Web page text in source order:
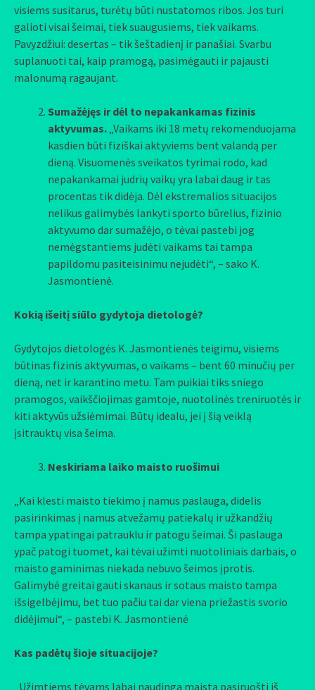
visiems susitarus, turėtų būti nustatomos ribos. Jos turi
galioti visai šeimai, tiek suaugusiems, tiek vaikams.
Pavyzdžiui: desertas – tik šeštadienį ir panašiai. Svarbu
suplanuoti tai, kaip pramogą, pasimėgauti ir pajausti
malonumą ragaujant.
Sumažėjęs ir dėl to nepakankamas fizinis
aktyvumas. „Vaikams iki 18 metų rekomenduojama
kasdien būti fiziškai aktyviems bent valandą per
dieną. Visuomenės sveikatos tyrimai rodo, kad
nepakankamai judrių vaikų yra labai daug ir tas
procentas tik didėja. Dėl ekstremalios situacijos
nelikus galimybės lankyti sporto būrelius, fizinio
aktyvumo dar sumažėjo, o tėvai pastebi jog
nemėgstantiems judėti vaikams tai tampa
papildomu pasiteisinimu nejudėti“, – sako K.
Jasmontienė.
Kokią išeitį siūlo gydytoja dietologė?
Gydytojos dietologės K. Jasmontienės teigimu, visiems
būtinas fizinis aktyvumas, o vaikams – bent 60 minučių per
dieną, net ir karantino metu. Tam puikiai tiks sniego
pramogos, vaikščiojimas gamtoje, nuotolinės treniruotės ir
kiti aktyvūs užsiėmimai. Būtų idealu, jei į šią veiklą
įsitrauktų visa šeima.
Neskiriama laiko maisto ruošimui
„Kai klesti maisto tiekimo į namus paslauga, didelis
pasirinkimas į namus atvežamų patiekalų ir užkandžių
tampa ypatingai patrauklu ir patogu šeimai. Ši paslauga
ypač patogi tuomet, kai tėvai užimti nuotoliniais darbais, o
maisto gaminimas niekada nebuvo šeimos įprotis.
Galimybė greitai gauti skanaus ir sotaus maisto tampa
išsigelbėjimu, bet tuo pačiu tai dar viena priežastis svorio
didėjimui“, – pastebi K. Jasmontienė
Kas padėtų šioje situacijoje?
„Užimtiems tėvams labai naudinga maistą pasiruošti iš